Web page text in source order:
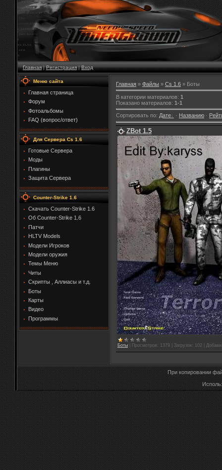
Главная|Регистрация|Вход
Меню сайта
Главная страница
Форум
Фотоальбомы
FAQ (вопрос/ответ)
Для Сервера Cs 1.6
Готовые Сервера
Моды
Плагины
Защита Сервера
Counter-Strike 1.6
Скачать Counter-Strike 1.6
Об Counter-Strike 1.6
Патчи
HLTV Models
Модели Игроков
Модели оружия
Темы Меню
Читы
Скрипты , Аллиасы и т.д.
Боты
Карты
Видео
Программы
Главная » Файлы » Cs 1.6 » Боты
В категории материалов: 1
Показано материалов: 1-1
Сортировать по: Дате · Названию ·
ZBot 1.5
Боты Просмотров: 1379 Загрузок: 102
При копировании